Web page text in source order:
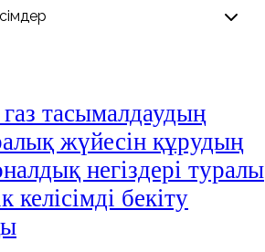
тасымалдаудың
жүйесін құрудың
негіздері туралы
келісімді бекіту